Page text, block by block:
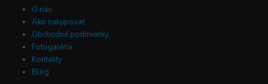
O nás
Ako nakupovať
Obchodné podmienky
Fotogaléria
Kontakty
Blog